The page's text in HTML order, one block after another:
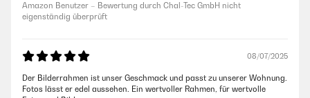
Amazon Benutzer – Bewertung durch Chal-Tec GmbH nicht
eigenständig überprüft
08/07/2025
Der Bilderrahmen ist unser Geschmack und passt zu unserer Wohnung.
Fotos lässt er edel aussehen. Ein wertvoller Rahmen, für wertvolle